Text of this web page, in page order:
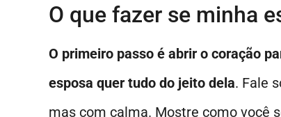
O que fazer se minha
O primeiro passo é abrir o coração
esposa quer tudo do jeito dela. Fale
mas com calma. Mostre como você